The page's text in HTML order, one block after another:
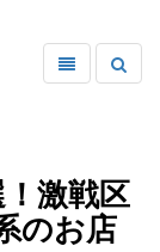
激戦区
のお店